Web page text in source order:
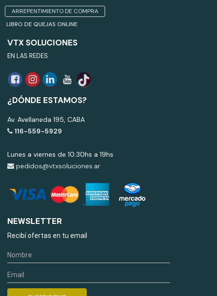
ARREPENTIMIENTO DE COMPRA
LIBRO DE QUEJAS ONLINE
VTX SOLUCIONES
EN LAS REDES
¿DÓNDE ESTAMOS?
Av. Avellaneda 195, CABA
116-559-5929
Lunes a viernes de 10:30hs a 19hs
pedidos@vtxsoluciones.ar
NEWSLETTER
Recibí ofertas en tu email